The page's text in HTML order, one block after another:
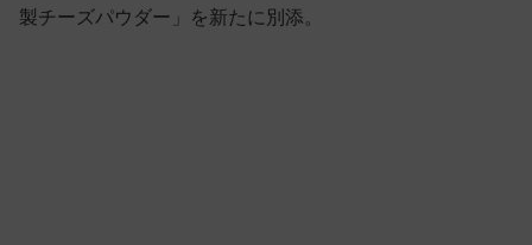
製チーズパウダー」を新たに別添。